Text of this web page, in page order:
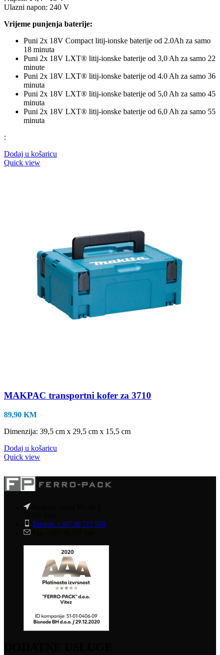
Ulazni napon: 240 V
Vrijeme punjenja baterije:
Puni 2x 18V Compact litij-ionske baterije od 2.0Ah za samo
18 minuta
Puni 2x 18V LXT® litij-ionske baterije od 3,0 Ah za samo 22
minute
Puni 2x 18V LXT® litij-ionske baterije od 4.0 Ah za samo 36
minuta
Puni 2x 18V LXT® litij-ionske baterije od 5,0 Ah za samo 45
minuta
Puni 2x 18V LXT® litij-ionske baterije od 6,0 ​​Ah za samo 55
minuta
:
Dodaj u košaricu
Quick view
MAKPAC transportni kofer za 3710
89,90 KM
Dimenzija: 39,5 cm x 29,5 cm x 15,5 cm
Dodaj u košaricu
Quick view
Telefon: +387 30 717 550